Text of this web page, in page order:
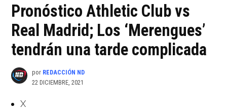
Pronóstico Athletic Club vs
Real Madrid; Los ‘Merengues’
tendrán una tarde complicada
por REDACCIÓN ND
22 DICIEMBRE, 2021
X